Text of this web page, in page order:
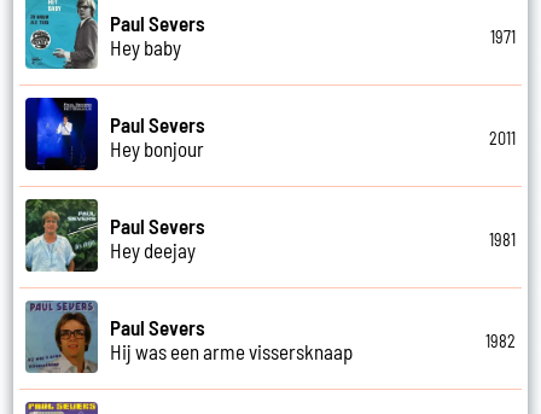
Paul Severs
Hey baby
1971
Paul Severs
Hey bonjour
2011
Paul Severs
Hey deejay
1981
Paul Severs
Hij was een arme vissersknaap
1982